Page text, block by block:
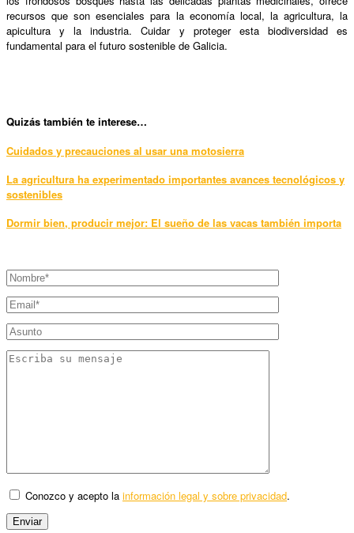
recursos que son esenciales para la economía local, la agricultura, la
apicultura y la industria. Cuidar y proteger esta biodiversidad es
fundamental para el futuro sostenible de Galicia.
Quizás también te interese…
Cuidados y precauciones al usar una motosierra
La agricultura ha experimentado importantes avances tecnológicos y
sostenibles
Dormir bien, producir mejor: El sueño de las vacas también importa
Conozco y acepto la información legal y sobre privacidad.